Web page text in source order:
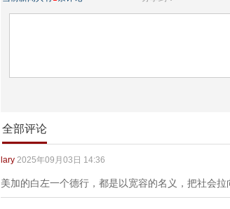
全部评论
lary 2025年09月03日 14:36
美加的白左一个德行，都是以宽容的名义，把社会拉